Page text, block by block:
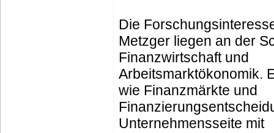
Die
Metzger liegen an der
Finanzwirtschaft und
Arbeitsmarktökonomik.
wie Finanzmärkte und
Unternehmensseite mit